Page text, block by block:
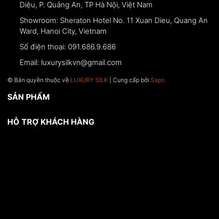
Diệu, P. Quảng An, TP Hà Nội, Việt Nam
Showroom: Sheraton Hotel No. 11 Xuan Dieu, Quang An
Ward, Hanoi City, Vietnam
Số điện thoại: 091.686.9.686
Email: luxurysilkvn@gmail.com
© Bản quyền thuộc về LUXURY SILK | Cung cấp bởi Sapo
SẢN PHẨM
HỖ TRỢ KHÁCH HÀNG